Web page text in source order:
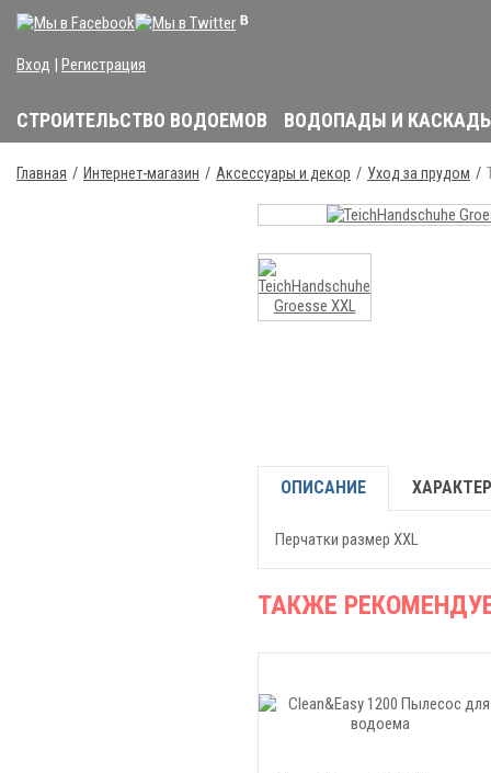
Вход | Регистрация
СТРОИТЕЛЬСТВО ВОДОЕМОВ ВОДОПАДЫ И
Главная Интернет-магазин Аксессуары и декор Уход за прудом
ОПИСАНИЕ
Перчатки размер XXL
ТАКЖЕ